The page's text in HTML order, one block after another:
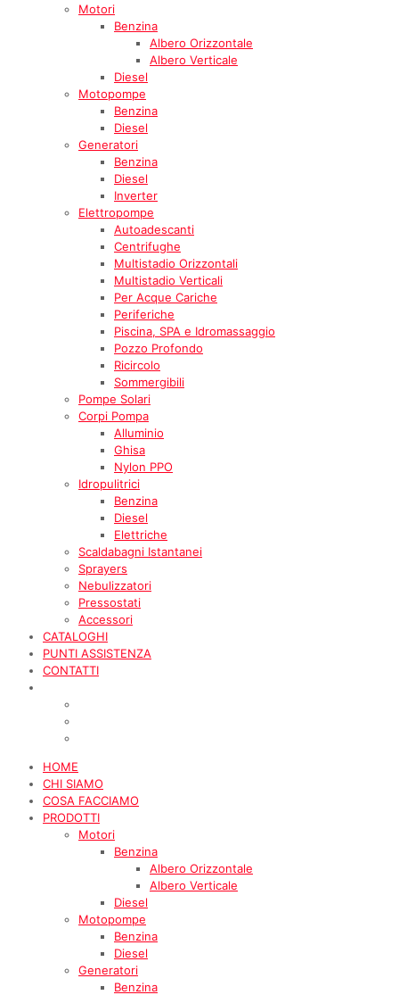
Motori
Benzina
Albero Orizzontale
Albero Verticale
Diesel
Motopompe
Benzina
Diesel
Generatori
Benzina
Diesel
Inverter
Elettropompe
Autoadescanti
Centrifughe
Multistadio Orizzontali
Multistadio Verticali
Per Acque Cariche
Periferiche
Piscina, SPA e Idromassaggio
Pozzo Profondo
Ricircolo
Sommergibili
Pompe Solari
Corpi Pompa
Alluminio
Ghisa
Nylon PPO
Idropulitrici
Benzina
Diesel
Elettriche
Scaldabagni Istantanei
Sprayers
Nebulizzatori
Pressostati
Accessori
CATALOGHI
PUNTI ASSISTENZA
CONTATTI
HOME
CHI SIAMO
COSA FACCIAMO
PRODOTTI
Motori
Benzina
Albero Orizzontale
Albero Verticale
Diesel
Motopompe
Benzina
Diesel
Generatori
Benzina